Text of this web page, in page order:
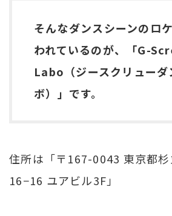
そんなダンスシーンのロ
われているのが、「G-
Labo（ジースクリューダ
ボ）」です。
住所は「〒167-0043 東京都杉
16−16 ユアビル3F」